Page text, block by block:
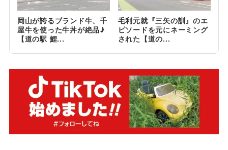
岡山が誇るブランド牛、千
屋牛を使った牛丼が絶品♪
【道の駅 鯉...
毛利元就『三矢の訓』のエ
ピソードを元にネーミング
された【道の...